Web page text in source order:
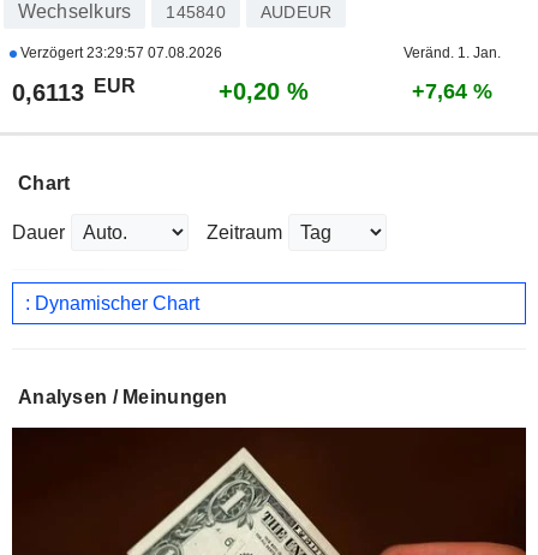
Wechselkurs 145840 AUDEUR
Verzögert23:29:57 07.08.2026 Veränd. 1. Jan.
0,6113 EUR +0,20 % +7,64 %
Chart
Dauer Zeitraum
: Dynamischer Chart
Analysen / Meinungen